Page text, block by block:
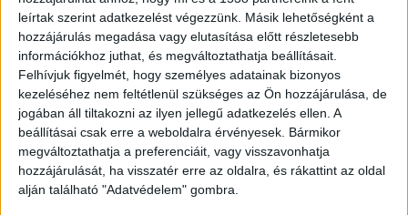
leírtak szerint adatkezelést végezzünk. Másik lehetőségként a
hozzájárulás megadása vagy elutasítása előtt részletesebb
információkhoz juthat, és megváltoztathatja beállításait.
Felhívjuk figyelmét, hogy személyes adatainak bizonyos
kezeléséhez nem feltétlenül szükséges az Ön hozzájárulása, de
jogában áll tiltakozni az ilyen jellegű adatkezelés ellen. A
beállításai csak erre a weboldalra érvényesek. Bármikor
megváltoztathatja a preferenciáit, vagy visszavonhatja
hozzájárulását, ha visszatér erre az oldalra, és rákattint az oldal
alján található "Adatvédelem" gombra.
MEGÉRKEZETT AVA MAX DALA AZ
ÚJ MANCS ŐRJÁRAT FILMHEZ